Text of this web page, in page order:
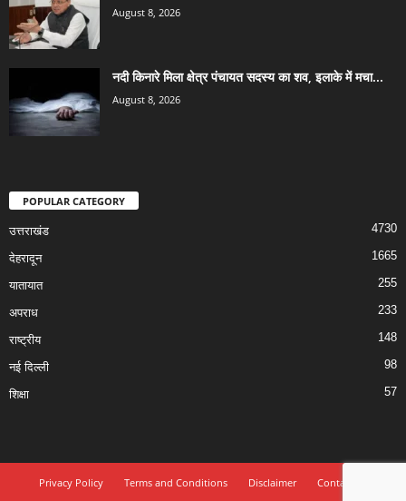
August 8, 2026
नदी किनारे मिला क्षेत्र पंचायत सदस्य का शव, इलाके में मचा...
August 8, 2026
POPULAR CATEGORY
उत्तराखंड 4730
देहरादून 1665
यातायात 255
अपराध 233
राष्ट्रीय 148
नई दिल्ली 98
शिक्षा 57
Privacy Policy Terms and Conditions Disclaimer Contact Us